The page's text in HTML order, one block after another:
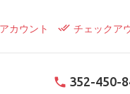
カウント チェックア
352-450-